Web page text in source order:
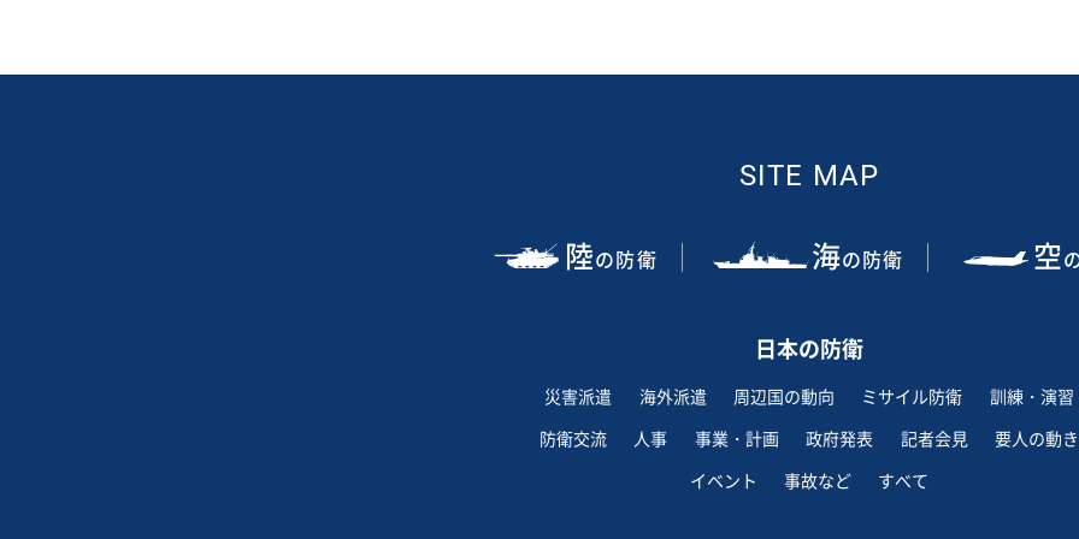
SITE MAP
陸の防衛 海の防衛 空
日本の防衛
災害派遣 海外派遣 周辺国の動向 ミサイル防衛
訓練・演習
防衛交流
人事 事業・計画 政府発表 記者会見
要人の動き
イベント
事故など すべて